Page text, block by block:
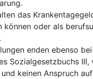
das
können oder als
enden ebenso
Sozialgesetzbuchs
keinen Anspruch